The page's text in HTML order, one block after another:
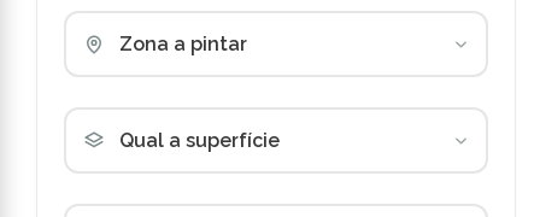
Zona a pintar
Qual a superfície